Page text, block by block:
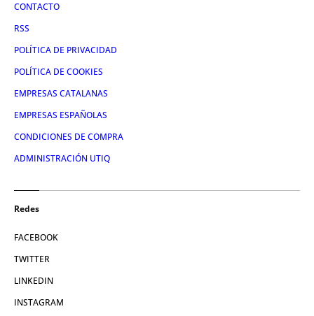
CONTACTO
RSS
POLÍTICA DE PRIVACIDAD
POLÍTICA DE COOKIES
EMPRESAS CATALANAS
EMPRESAS ESPAÑOLAS
CONDICIONES DE COMPRA
ADMINISTRACIÓN UTIQ
Redes
FACEBOOK
TWITTER
LINKEDIN
INSTAGRAM